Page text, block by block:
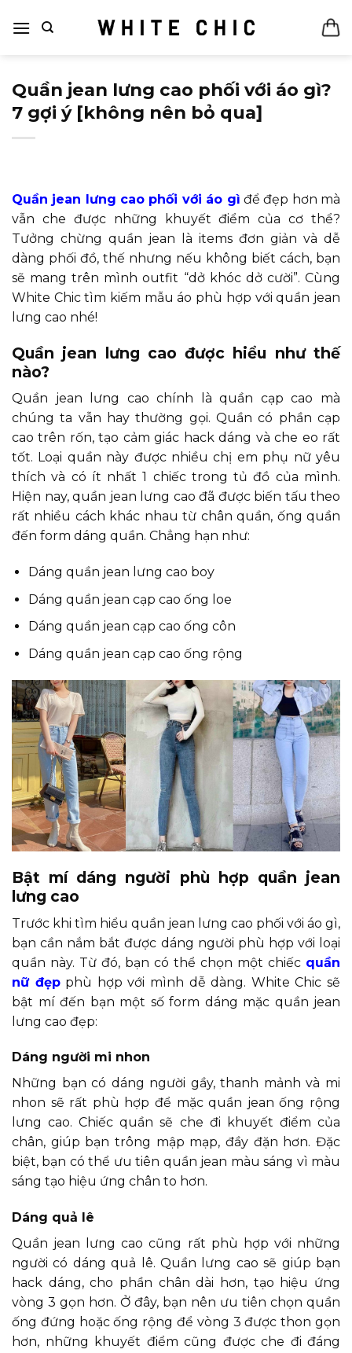
qua
Quần jean lưng cao phối với áo gì?
7 gợi ý [không nên bỏ qua]
Quần jean lưng cao phối với áo gì để đẹp hơn mà
vẫn che được những khuyết điểm của cơ thể?
Tưởng chừng quần jean là items đơn giản và dễ
dàng phối đồ, thế nhưng nếu không biết cách, bạn
sẽ mang trên mình outfit “dở khóc dở cười”. Cùng
White Chic tìm kiếm mẫu áo phù hợp với quần jean
lưng cao nhé!
Quần jean lưng cao được hiểu như thế
nào?
Quần jean lưng cao chính là quần cạp cao mà
chúng ta vẫn hay thường gọi. Quần có phần cạp
cao trên rốn, tạo cảm giác hack dáng và che eo rất
tốt. Loại quần này được nhiều chị em phụ nữ yêu
thích và có ít nhất 1 chiếc trong tủ đồ của mình.
Hiện nay, quần jean lưng cao đã được biến tấu theo
rất nhiều cách khác nhau từ chân quần, ống quần
đến form dáng quần. Chẳng hạn như:
Dáng quần jean lưng cao boy
Dáng quần jean cạp cao ống loe
Dáng quần jean cạp cao ống côn
Dáng quần jean cạp cao ống rộng
Bật mí dáng người phù hợp quần jean
lưng cao
Trước khi tìm hiểu quần jean lưng cao phối với áo gì,
bạn cần nắm bắt được dáng người phù hợp với loại
quần này. Từ đó, bạn có thể chọn một chiếc quần
nữ đẹpphù hợp với mình dễ dàng. White Chic sẽ
bật mí đến bạn một số form dáng mặc quần jean
lưng cao đẹp:
Dáng người mi nhon
Những bạn có dáng người gầy, thanh mảnh và mi
nhon sẽ rất phù hợp để mặc quần jean ống rộng
lưng cao. Chiếc quần sẽ che đi khuyết điểm của
chân, giúp bạn trông mập mạp, đầy đặn hơn. Đặc
biệt, bạn có thể ưu tiên quần jean màu sáng vì màu
sáng tạo hiệu ứng chân to hơn.
Dáng quả lê
Quần jean lưng cao cũng rất phù hợp với những
người có dáng quả lê. Quần lưng cao sẽ giúp bạn
hack dáng, cho phần chân dài hơn, tạo hiệu ứng
vòng 3 gọn hơn. Ở đây, bạn nên ưu tiên chọn quần
ống đứng hoặc ống rộng để vòng 3 được thon gọn
hơn, những khuyết điểm cũng được che đi đáng